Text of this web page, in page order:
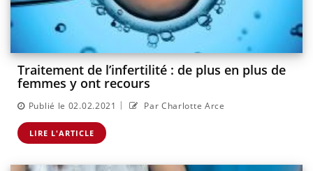
Traitement de l’infertilité : de plus en plus de
femmes y ont recours
Publié le 02.02.2021 | Par Charlotte Arce
LIRE L'ARTICLE